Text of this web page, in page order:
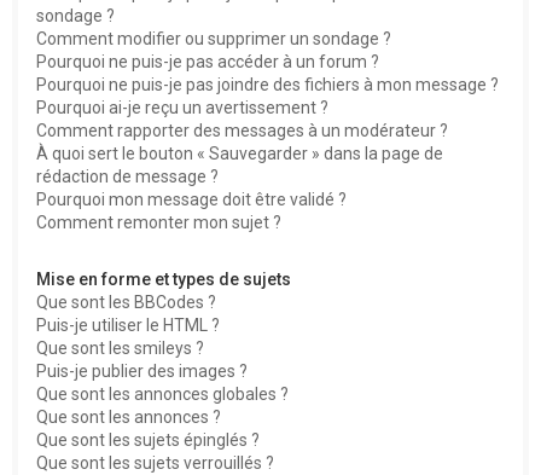
sondage ?
Comment modifier ou supprimer un sondage ?
Pourquoi ne puis-je pas accéder à un forum ?
Pourquoi ne puis-je pas joindre des fichiers à mon message ?
Pourquoi ai-je reçu un avertissement ?
Comment rapporter des messages à un modérateur ?
À quoi sert le bouton « Sauvegarder » dans la page de
rédaction de message ?
Pourquoi mon message doit être validé ?
Comment remonter mon sujet ?
Mise en forme et types de sujets
Que sont les BBCodes ?
Puis-je utiliser le HTML ?
Que sont les smileys ?
Puis-je publier des images ?
Que sont les annonces globales ?
Que sont les annonces ?
Que sont les sujets épinglés ?
Que sont les sujets verrouillés ?